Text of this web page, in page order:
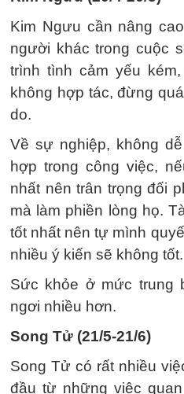
Kim Ngưu cần nâng
người khác trong cuộc
trình tình cảm yếu
không hợp tác, đừng
do.
Về sự nghiệp, không
hợp trong công việc,
nhất nên trân trọng đối
mà làm phiền lòng họ.
tốt nhất nên tự mình
nhiều ý kiến ​​sẽ không tốt.
Sức khỏe ở mức trung
ngơi nhiều hơn.
Song Tử (21/5-21/6)
Song Tử có rất nhiều
đầu từ những việc